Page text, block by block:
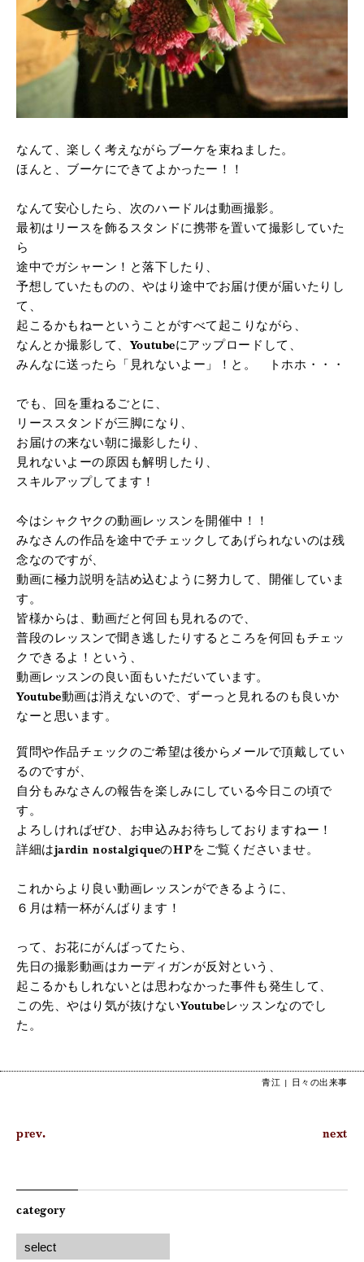
なんて、楽しく考えながらブーケを束ねました。
ほんと、ブーケにできてよかったー！！
なんて安心したら、次のハードルは動画撮影。
最初はリースを飾るスタンドに携帯を置いて撮影していた
ら
途中でガシャーン！と落下したり、
予想していたものの、やはり途中でお届け便が届いたりし
て、
起こるかもねーということがすべて起こりながら、
なんとか撮影して、Youtubeにアップロードして、
みんなに送ったら「見れないよー」！と。 トホホ・・・
でも、回を重ねるごとに、
リーススタンドが三脚になり、
お届けの来ない朝に撮影したり、
見れないよーの原因も解明したり、
スキルアップしてます！
今はシャクヤクの動画レッスンを開催中！！
みなさんの作品を途中でチェックしてあげられないのは残
念なのですが、
動画に極力説明を詰め込むように努力して、開催していま
す。
皆様からは、動画だと何回も見れるので、
普段のレッスンで聞き逃したりするところを何回もチェッ
クできるよ！という、
動画レッスンの良い面もいただいています。
Youtube動画は消えないので、ずーっと見れるのも良いか
なーと思います。
質問や作品チェックのご希望は後からメールで頂戴してい
るのですが、
自分もみなさんの報告を楽しみにしている今日この頃で
す。
よろしければぜひ、お申込みお待ちしておりますねー！
詳細はjardin nostalgiqueのHPをご覧くださいませ。
これからより良い動画レッスンができるように、
６月は精一杯がんばります！
って、お花にがんばってたら、
先日の撮影動画はカーディガンが反対という、
起こるかもしれないとは思わなかった事件も発生して、
この先、やはり気が抜けないYoutubeレッスンなのでし
た。
青江 | 日々の出来事
prev. next
category